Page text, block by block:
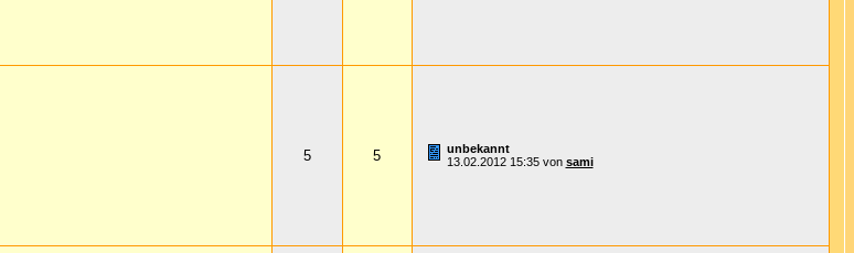
5 5
unbekannt
13.02.2012 15:35von sami